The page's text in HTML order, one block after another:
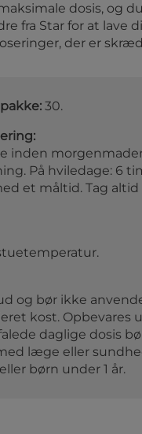
dosis, og
fra Star for at lave
der er
30.
inden
På hviledage: 6
et måltid. Tag
og bør ikke
kost.
daglige dosis
læge eller
børn under 1 år.